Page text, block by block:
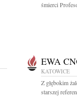
śmierci
EWA
KATOWICE
Z głębokim
starszej